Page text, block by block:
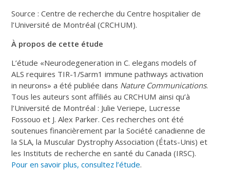
Source : Centre de recherche du Centre hospitalier de
l’Université de Montréal (CRCHUM).
À propos de cette étude
L’étude «Neurodegeneration in C. elegans models of
ALS requires TIR-1/Sarm1 immune pathways activation
in neurons» a été publiée dans Nature Communications.
Tous les auteurs sont affiliés au CRCHUM ainsi qu’à
l’Université de Montréal : Julie Veriepe, Lucresse
Fossouo et J. Alex Parker. Ces recherches ont été
soutenues financièrement par la Société canadienne de
la SLA, la Muscular Dystrophy Association (États-Unis) et
les Instituts de recherche en santé du Canada (IRSC).
Pour en savoir plus, consultez l’étude.